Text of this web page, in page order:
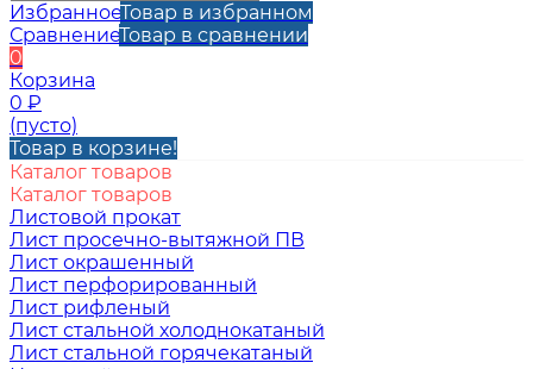
ИзбранноеТовар в избранном
СравнениеТовар в сравнении
0
Корзина
0 ₽
(пусто)
Товар в корзине!
Каталог товаров
Каталог товаров
Листовой прокат
Лист просечно-вытяжной ПВ
Лист окрашенный
Лист перфорированный
Лист рифленый
Лист стальной холоднокатаный
Лист стальной горячекатаный